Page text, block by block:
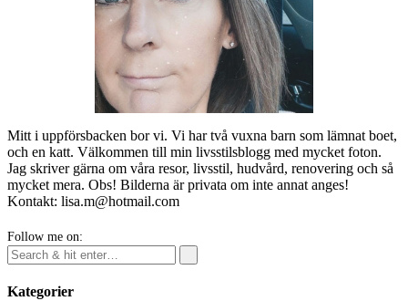
Mitt i uppförsbacken bor vi. Vi har två vuxna barn som lämnat boet,
och en katt. Välkommen till min livsstilsblogg med mycket foton.
Jag skriver gärna om våra resor, livsstil, hudvård, renovering och så
mycket mera. Obs! Bilderna är privata om inte annat anges!
Kontakt: lisa.m@hotmail.com
Follow me on:
Kategorier